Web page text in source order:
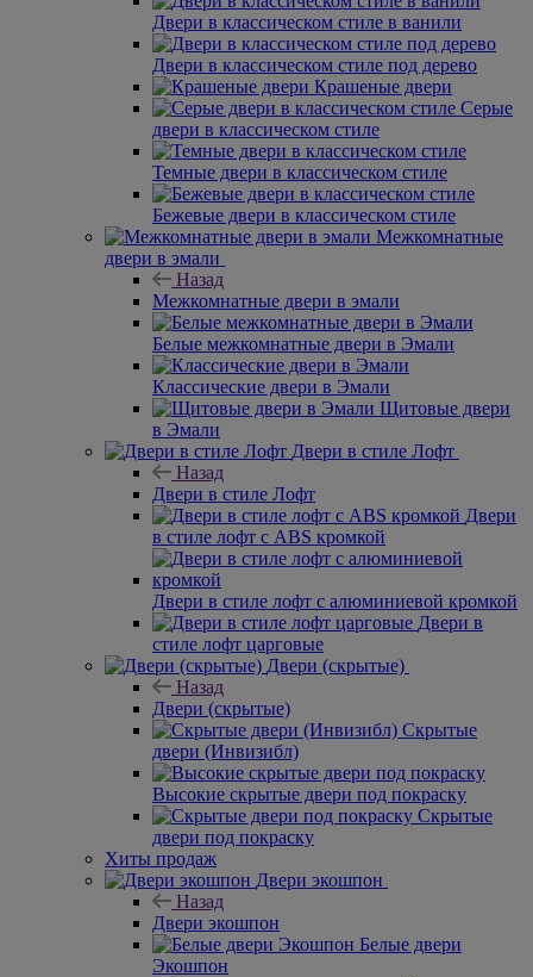
Двери в классическом стиле в ванили
Двери в классическом стиле под дерево
Крашеные двери
Серые
двери в классическом стиле
Темные двери в классическом стиле
Бежевые двери в классическом стиле
Межкомнатные
двери в эмали
Назад
Межкомнатные двери в эмали
Белые межкомнатные двери в Эмали
Классические двери в Эмали
Щитовые двери
в Эмали
Двери в стиле Лофт
Назад
Двери в стиле Лофт
Двери
в стиле лофт с ABS кромкой
Двери в стиле лофт с алюминиевой кромкой
Двери в
стиле лофт царговые
Двери (скрытые)
Назад
Двери (скрытые)
Скрытые
двери (Инвизибл)
Высокие скрытые двери под покраску
Скрытые
двери под покраску
Хиты продаж
Двери экошпон
Назад
Двери экошпон
Белые двери
Экошпон